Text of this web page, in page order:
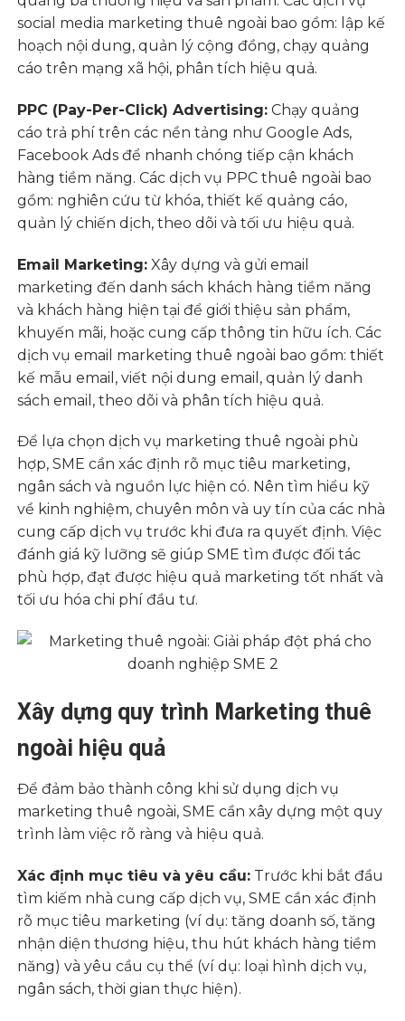
social media marketing thuê ngoài bao gồm: lập kế
hoạch nội dung, quản lý cộng đồng, chạy quảng
cáo trên mạng xã hội, phân tích hiệu quả.
PPC (Pay-Per-Click) Advertising: Chạy quảng
cáo trả phí trên các nền tảng như Google Ads,
Facebook Ads để nhanh chóng tiếp cận khách
hàng tiềm năng. Các dịch vụ PPC thuê ngoài bao
gồm: nghiên cứu từ khóa, thiết kế quảng cáo,
quản lý chiến dịch, theo dõi và tối ưu hiệu quả.
Email Marketing: Xây dựng và gửi email
marketing đến danh sách khách hàng tiềm năng
và khách hàng hiện tại để giới thiệu sản phẩm,
khuyến mãi, hoặc cung cấp thông tin hữu ích. Các
dịch vụ email marketing thuê ngoài bao gồm: thiết
kế mẫu email, viết nội dung email, quản lý danh
sách email, theo dõi và phân tích hiệu quả.
Để lựa chọn dịch vụ marketing thuê ngoài phù
hợp, SME cần xác định rõ mục tiêu marketing,
ngân sách và nguồn lực hiện có. Nên tìm hiểu kỹ
về kinh nghiệm, chuyên môn và uy tín của các nhà
cung cấp dịch vụ trước khi đưa ra quyết định. Việc
đánh giá kỹ lưỡng sẽ giúp SME tìm được đối tác
phù hợp, đạt được hiệu quả marketing tốt nhất và
tối ưu hóa chi phí đầu tư.
Xây dựng quy trình Marketing thuê
ngoài hiệu quả
Để đảm bảo thành công khi sử dụng dịch vụ
marketing thuê ngoài, SME cần xây dựng một quy
trình làm việc rõ ràng và hiệu quả.
Xác định mục tiêu và yêu cầu: Trước khi bắt đầu
tìm kiếm nhà cung cấp dịch vụ, SME cần xác định
rõ mục tiêu marketing (ví dụ: tăng doanh số, tăng
nhận diện thương hiệu, thu hút khách hàng tiềm
năng) và yêu cầu cụ thể (ví dụ: loại hình dịch vụ,
ngân sách, thời gian thực hiện).